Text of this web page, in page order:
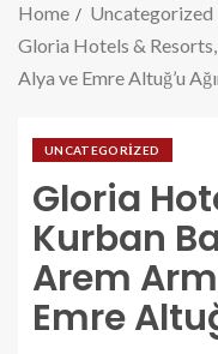
Home
Uncategorized
Gloria Hotels &
Alya ve Emre Altuğ’u
UNCATEGORIZED
Gloria
Kurban
Arem
Emre